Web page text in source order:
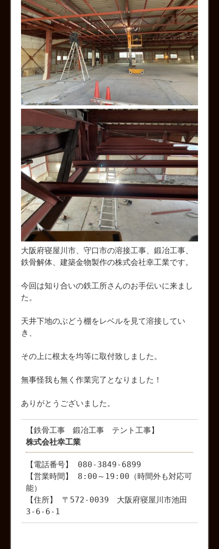
大阪府寝屋川市、守口市の溶接工事、鍛冶工事、
鉄骨解体、建築金物製作の株式会社幸工業です。
今回は知り合いの鉄工所さんのお手伝いに来まし
た。
天井下地のぶどう棚をレベルを見て溶接してい
き、
その上に根太を均等に取付致しました。
無事怪我も無く作業完了となりました！
ありがとうございました。
【鉄骨工事 鍛冶工事 テント工事】
株式会社幸工業
【電話番号】 080-3849-6899
【営業時間】 8:00～19:00（時間外も対応可
能）
【住所】 〒572-0039 大阪府寝屋川市池田
3-6-6-1